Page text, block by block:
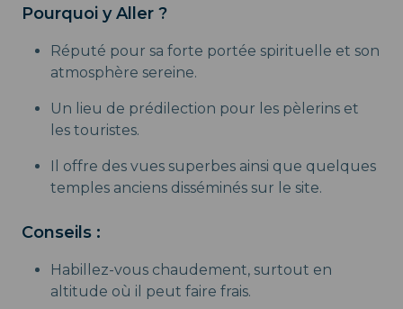
Pourquoi y Aller ?
Réputé pour sa forte portée spirituelle et son
atmosphère sereine.
Un lieu de prédilection pour les pèlerins et
les touristes.
Il offre des vues superbes ainsi que quelques
temples anciens disséminés sur le site.
Conseils :
Habillez-vous chaudement, surtout en
altitude où il peut faire frais.